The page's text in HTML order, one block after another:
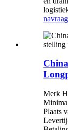
navraag
Merk
Plaats